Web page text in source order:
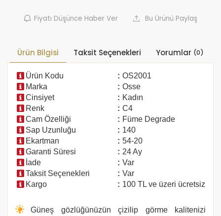
Fiyatı Düşünce Haber Ver Bu Ürünü Paylaş
Ürün Bilgisi Taksit Seçenekleri Yorumlar (0)
Ürün Kodu : OS2001
Marka
: Osse
Cinsiyet
: Kadın
Renk
: C4
Cam Özelliği
: Füme Degrade
Sap Uzunluğu
: 140
Ekartman
: 54-20
Garanti Süresi
: 24 Ay
İade
: Var
Taksit Seçenekleri
: Var
Kargo
: 100 TL ve üzeri ücretsiz
Güneş gözlüğünüzün çizilip görme kalitenizi